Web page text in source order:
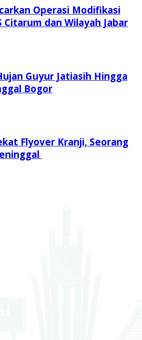
Operasi Modifikasi
Citarum dan Wilayah Jabar
Guyur Jatiasih Hingga
Bogor
Flyover Kranji, Seorang